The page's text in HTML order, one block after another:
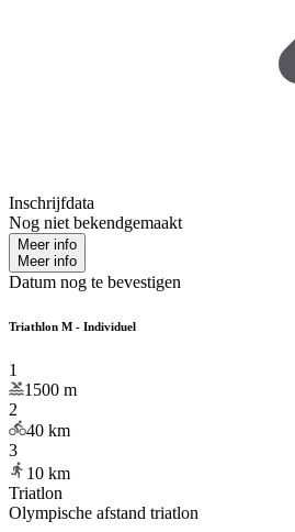
Inschrijfdata
Nog niet bekendgemaakt
Meer info
Meer info
Datum nog te bevestigen
Triathlon M - Individuel
1
1500 m
2
40 km
3
10 km
Triatlon
Olympische afstand triatlon